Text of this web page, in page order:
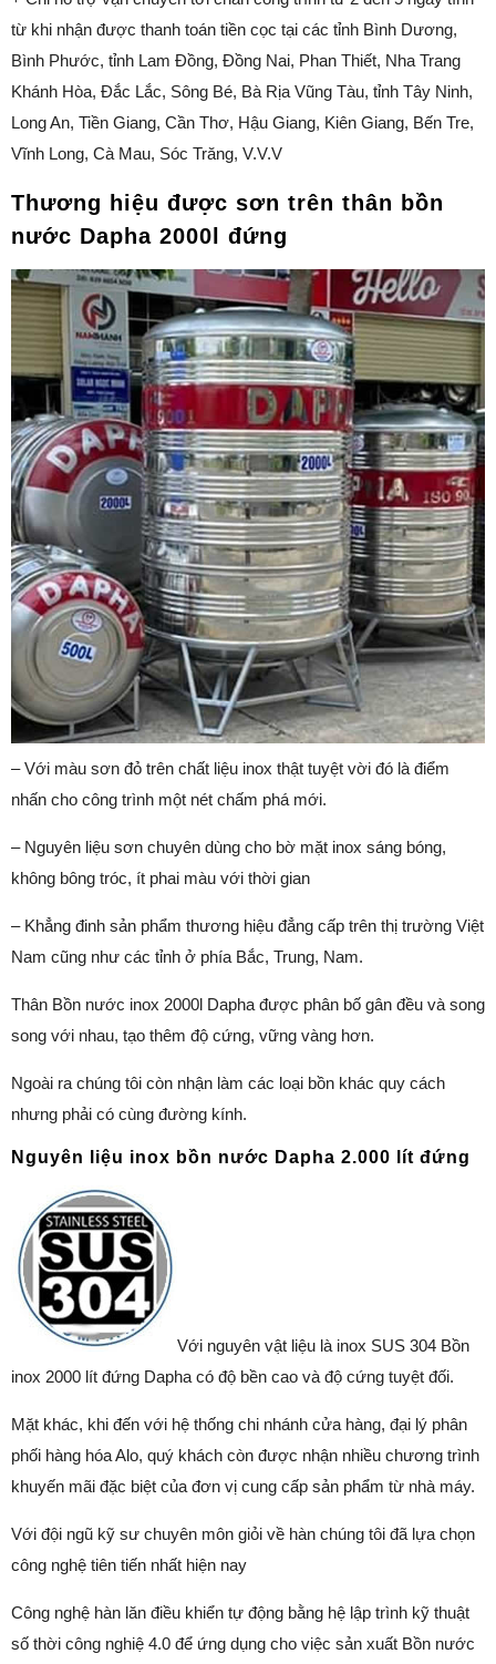
từ khi nhận được thanh toán tiền cọc tại các tỉnh Bình Dương,
Bình Phước, tỉnh Lam Đồng, Đồng Nai, Phan Thiết, Nha Trang
Khánh Hòa, Đắc Lắc, Sông Bé, Bà Rịa Vũng Tàu, tỉnh Tây Ninh,
Long An, Tiền Giang, Cần Thơ, Hậu Giang, Kiên Giang, Bến Tre,
Vĩnh Long, Cà Mau, Sóc Trăng, V.V.V
Thương hiệu được sơn trên thân bồn
nước Dapha 2000l đứng
– Với màu sơn đỏ trên chất liệu inox thật tuyệt vời đó là điểm
nhấn cho công trình một nét chấm phá mới.
– Nguyên liệu sơn chuyên dùng cho bờ mặt inox sáng bóng,
không bông tróc, ít phai màu với thời gian
– Khẳng đinh sản phẩm thương hiệu đẳng cấp trên thị trường Việt
Nam cũng như các tỉnh ở phía Bắc, Trung, Nam.
Thân Bồn nước inox 2000l Dapha được phân bố gân đều và song
song với nhau, tạo thêm độ cứng, vững vàng hơn.
Ngoài ra chúng tôi còn nhận làm các loại bồn khác quy cách
nhưng phải có cùng đường kính.
Nguyên liệu inox bồn nước Dapha 2.000 lít đứng
Với nguyên vật liệu là inox SUS 304 Bồn
inox 2000 lít đứng Dapha có độ bền cao và độ cứng tuyệt đối.
Mặt khác, khi đến với hệ thống chi nhánh cửa hàng, đại lý phân
phối hàng hóa Alo, quý khách còn được nhận nhiều chương trình
khuyến mãi đặc biệt của đơn vị cung cấp sản phẩm từ nhà máy.
Với đội ngũ kỹ sư chuyên môn giỏi về hàn chúng tôi đã lựa chọn
công nghệ tiên tiến nhất hiện nay
Công nghệ hàn lăn điều khiển tự động bằng hệ lập trình kỹ thuật
số thời công nghiệ 4.0 để ứng dụng cho việc sản xuất Bồn nước